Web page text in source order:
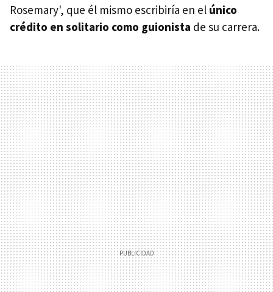
Rosemary', que él mismo escribiría en el único
crédito en solitario como guionista de su carrera.